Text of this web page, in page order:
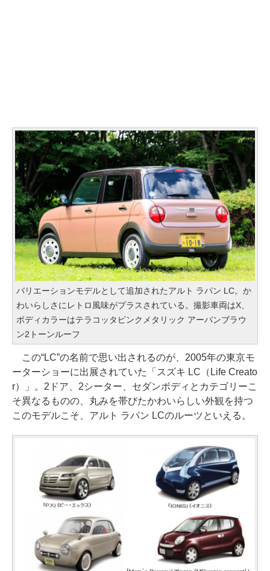
バリエーションモデルとして追加されたアルト ラパン LC。か
わいらしさにレトロ風味がプラスされている。撮影車両はX、
ボディカラーはテラコッタピンクメタリック アーバンブラウ
ン2トーンルーフ
この“LC”の名前で思い出されるのが、2005年の東京モ
ーターショーに出展されていた「スズキ LC（Life Creato
r）」。2ドア、2シーター、セダンボディとカテゴリーこ
そ異なるものの、丸みを帯びたかわいらしい外観を持つ
このモデルこそ、アルト ラパン LCのルーツといえる。